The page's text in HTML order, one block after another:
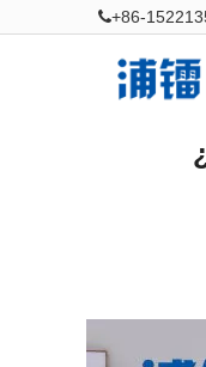
+86-